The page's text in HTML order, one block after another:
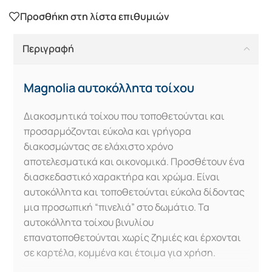
Προσθήκη στη λίστα επιθυμιών
Περιγραφή
Magnolia αυτοκόλλητα τοίχου
Διακοσμητικά τοίχου που τοποθετούνται και
προσαρμόζονται εύκολα και γρήγορα
διακοσμώντας σε ελάχιστο χρόνο
αποτελεσματικά και οικονομικά. Προσθέτουν ένα
διασκεδαστικό χαρακτήρα και χρώμα. Είναι
αυτοκόλλητα και τοποθετούνται εύκολα δίδοντας
μια προσωπική “πινελιά” στο δωμάτιο. Τα
αυτοκόλλητα τοίχου βινυλίου
επανατοποθετούνται χωρίς ζημιές και έρχονται
σε καρτέλα, κομμένα και έτοιμα για χρήση.